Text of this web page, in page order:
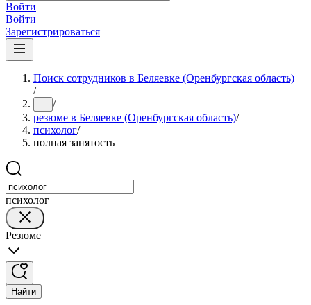
Войти
Войти
Зарегистрироваться
Поиск сотрудников в Беляевке (Оренбургская область)
/
... /
резюме в Беляевке (Оренбургская область)/
психолог/
полная занятость
психолог
Резюме
Найти